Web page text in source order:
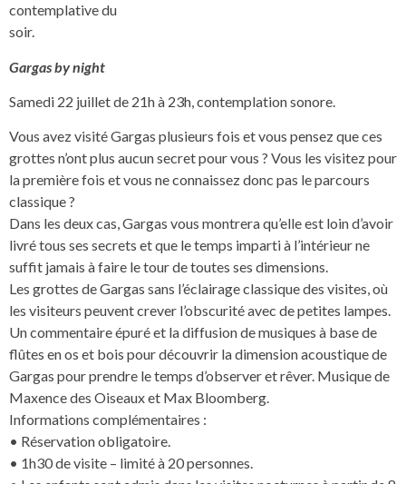
contemplative du
soir.
Gargas by night
Samedi 22 juillet de 21h à 23h, contemplation sonore.
Vous avez visité Gargas plusieurs fois et vous pensez que ces
grottes n’ont plus aucun secret pour vous ? Vous les visitez pour
la première fois et vous ne connaissez donc pas le parcours
classique ?
Dans les deux cas, Gargas vous montrera qu’elle est loin d’avoir
livré tous ses secrets et que le temps imparti à l’intérieur ne
suffit jamais à faire le tour de toutes ses dimensions.
Les grottes de Gargas sans l’éclairage classique des visites, où
les visiteurs peuvent crever l’obscurité avec de petites lampes.
Un commentaire épuré et la diffusion de musiques à base de
flûtes en os et bois pour découvrir la dimension acoustique de
Gargas pour prendre le temps d’observer et rêver. Musique de
Maxence des Oiseaux et Max Bloomberg.
Informations complémentaires :
• Réservation obligatoire.
• 1h30 de visite – limité à 20 personnes.